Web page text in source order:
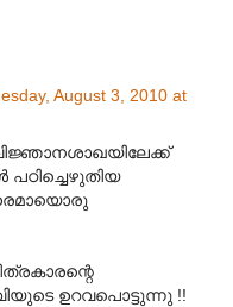
August 3, 2010 at
ഉറവപൊട്ടുന്നു !!